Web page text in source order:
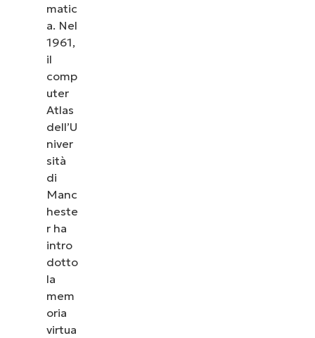
practice
pagefile
matic
a. Nel
1961,
il
comp
uter
Atlas
dell’U
niver
sità
di
Manc
heste
r ha
intro
dotto
la
mem
oria
virtua